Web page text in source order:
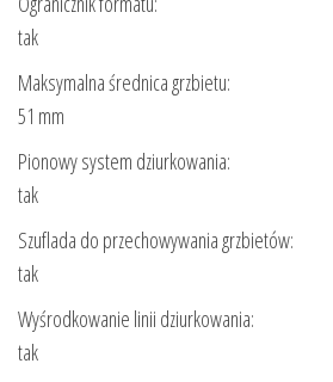
tak
Maksymalna średnica grzbietu:
51 mm
Pionowy system dziurkowania:
tak
Szuflada do przechowywania grzbietów:
tak
Wyśrodkowanie linii dziurkowania:
tak